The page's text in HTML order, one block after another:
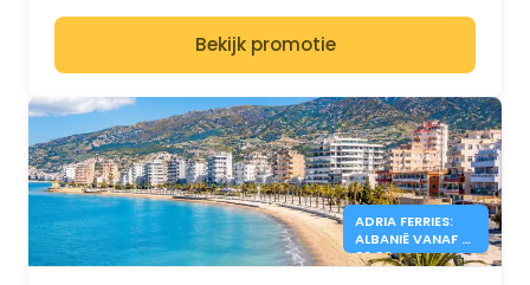
Bekijk promotie
ADRIA FERRIES:
ALBANIË VANAF €
39,90